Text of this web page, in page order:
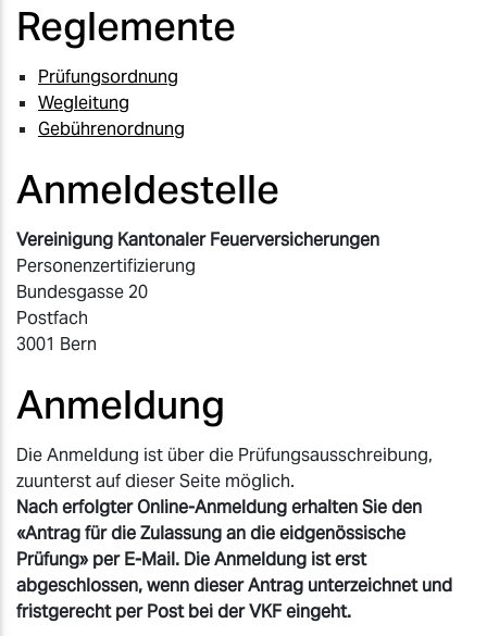
Reglemente
Prüfungsordnung
Wegleitung
Gebührenordnung
Anmeldestelle
Vereinigung Kantonaler Feuerversicherungen
Personenzertifizierung
Bundesgasse 20
Postfach
3001 Bern
Anmeldung
Die Anmeldung ist über die Prüfungsausschreibung,
zuunterst auf dieser Seite möglich.
Nach erfolgter Online-Anmeldung erhalten Sie den
«Antrag für die Zulassung an die eidgenössische
Prüfung» per E-Mail. Die Anmeldung ist erst
abgeschlossen, wenn dieser Antrag unterzeichnet und
fristgerecht per Post bei der VKF eingeht.